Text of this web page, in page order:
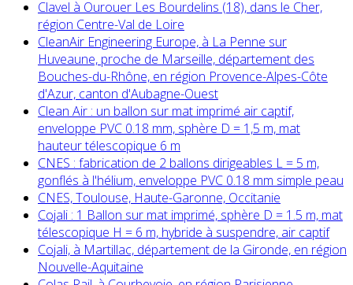
Clavel à Ourouer Les Bourdelins (18), dans le Cher,
région Centre-Val de Loire
CleanAir Engineering Europe, à La Penne sur
Huveaune, proche de Marseille, département des
Bouches-du-Rhône, en région Provence-Alpes-Côte
d'Azur, canton d'Aubagne-Ouest
Clean Air : un ballon sur mat imprimé air captif,
enveloppe PVC 0.18 mm, sphère D = 1,5 m, mat
hauteur télescopique 6 m
CNES : fabrication de 2 ballons dirigeables L = 5 m,
gonflés à l'hélium, enveloppe PVC 0.18 mm simple peau
CNES, Toulouse, Haute-Garonne, Occitanie
Cojali : 1 Ballon sur mat imprimé, sphère D = 1.5 m, mat
télescopique H = 6 m, hybride à suspendre, air captif
Cojali, à Martillac, département de la Gironde, en région
Nouvelle-Aquitaine